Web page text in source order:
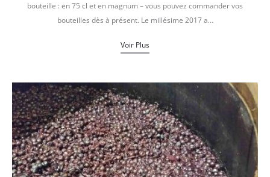
bouteille : en 75 cl et en magnum – vous pouvez commander vos
bouteilles dès à présent. Le millésime 2017 a…
Voir Plus